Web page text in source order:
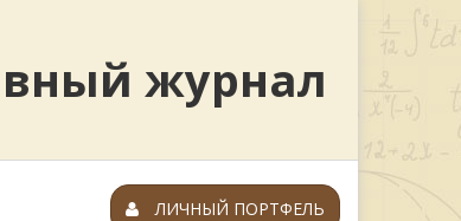
журнал
ЛИЧНЫЙ ПОРТФЕЛЬ